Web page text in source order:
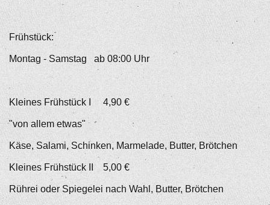
Frühstück:
Montag - Samstag ab 08:00 Uhr
Kleines Frühstück I 4,90 €
"von allem etwas"
Käse, Salami, Schinken, Marmelade, Butter, Brötchen
Kleines Frühstück II 5,00 €
Rührei oder Spiegelei nach Wahl, Butter, Brötchen